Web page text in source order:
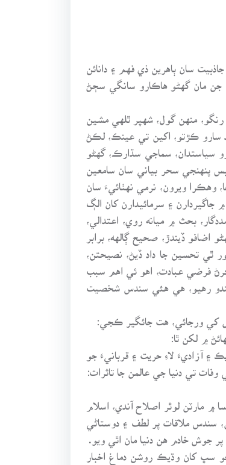
سان ٻاهرين ذي فهم ۽ دانائن
جن مان گهڻو هاڪارو سانگي سڄڻ
هلڪي ڦلڪي قد ڪامت وارو اندازن 50 پائونڊن جو وزن، ڪڻڪ رنگو، منهن گول، شهپر ٿلهي مشين
سارو ڪڙتو، اکين تي عينڪ، لڪڻ
سياستدان، سماجي سڌارڪ، گهڻو
پنهنجي سحر بياني سان سامعين
ويرون، نرمي نهٺائيءَ سان
جاگيردارن ۽ سرمائيدارن کان الڳ
بحث ۾ ميانه روي، اعتدالي،
ڏيندڙ، صحيح ڳالهه، برابر
ٿي تحسين جا داد ڏيڻ، نصيحتن،
فرضي عبادت، اهو ئي اهم سبب
رهيو، هي هئي سندس شخصيت
کي ورجائي، هت جائگير ڪجي:
۽ آزاديءَ لاءِ حريت ۽ قربانيءَ جو
تي دنيا جي عالمن جا تاثرات:
مارٽن لوٿر اصلاح آندي، اسلام
ملاقات پر لطف ۽ دوستاڻي
جوش خادم هن دنيا مان اٿي ويو.
سڀ کان وڌيڪ روشن دماغ اخبار